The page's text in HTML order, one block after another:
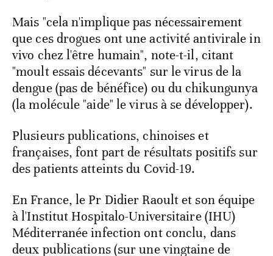
Mais "cela n'implique pas nécessairement
que ces drogues ont une activité antivirale in
vivo chez l'être humain", note-t-il, citant
"moult essais décevants" sur le virus de la
dengue (pas de bénéfice) ou du chikungunya
(la molécule "aide" le virus à se développer).
Plusieurs publications, chinoises et
françaises, font part de résultats positifs sur
des patients atteints du Covid-19.
En France, le Pr Didier Raoult et son équipe
à l'Institut Hospitalo-Universitaire (IHU)
Méditerranée infection ont conclu, dans
deux publications (sur une vingtaine de